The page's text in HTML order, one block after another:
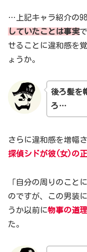
…上記キャラ紹介の
していたことは事実
せることに違和感を
ょうか。
後ろ髪を
ろ…
さらに違和感を増幅
探偵シドが彼(女)の
「自分の周りのこと
のですが、この男装
うか以前に物事の道
た。